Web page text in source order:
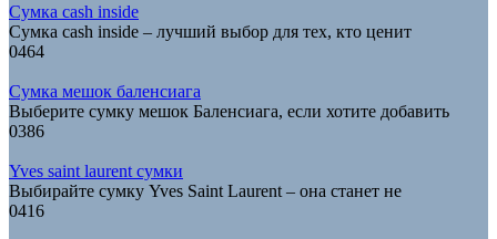
Сумка cash inside
Сумка cash inside – лучший выбор для тех, кто ценит
0464
Сумка мешок баленсиага
Выберите сумку мешок Баленсиага, если хотите добавить
0386
Yves saint laurent сумки
Выбирайте сумку Yves Saint Laurent – она станет не
0416